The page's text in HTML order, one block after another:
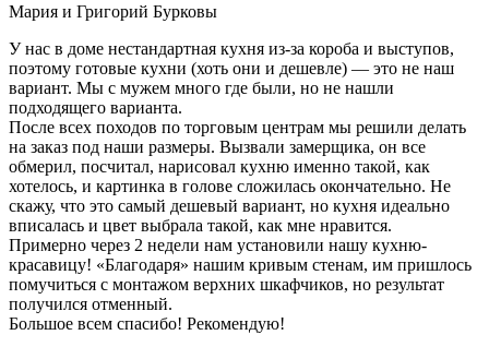
Мария и Григорий Бурковы
У нас в доме нестандартная кухня из-за короба и выступов,
поэтому готовые кухни (хоть они и дешевле) — это не наш
вариант. Мы с мужем много где были, но не нашли
подходящего варианта.
После всех походов по торговым центрам мы решили делать
на заказ под наши размеры. Вызвали замерщика, он все
обмерил, посчитал, нарисовал кухню именно такой, как
хотелось, и картинка в голове сложилась окончательно. Не
скажу, что это самый дешевый вариант, но кухня идеально
вписалась и цвет выбрала такой, как мне нравится.
Примерно через 2 недели нам установили нашу кухню-
красавицу! «Благодаря» нашим кривым стенам, им пришлось
помучиться с монтажом верхних шкафчиков, но результат
получился отменный.
Большое всем спасибо! Рекомендую!